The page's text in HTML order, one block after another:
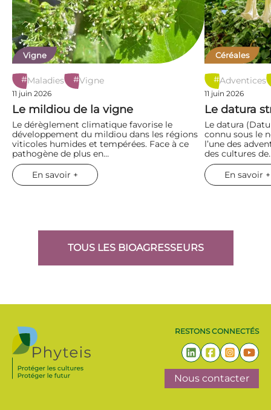
Vigne
#Maladies #Vigne
11 juin 2026
Le mildiou de la vigne
Le dérèglement climatique favorise le
développement du mildiou dans les régions
viticoles humides et tempérées. Face à ce
pathogène de plus en…
En savoir +
Céréales
#Adventices
11 juin 2026
Le datura
Le datura
connu sous le
l’une des
des cultures
En savoir +
TOUS LES BIOAGRESSEURS
RESTONS CONNECTÉS
Nous contacter